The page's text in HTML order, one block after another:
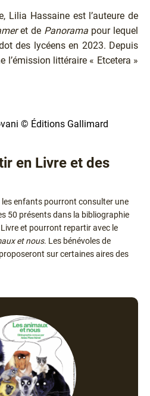
Lilia Hassaine est l’auteure de
et de Panorama pour lequel
des lycéens en 2023. Depuis
l’émission littéraire « Etcetera »
© Éditions Gallimard
en Livre et des
les enfants pourront consulter une
50 présents dans la bibliographie
et pourront repartir avec le
et nous. Les bénévoles de
sur certaines aires des